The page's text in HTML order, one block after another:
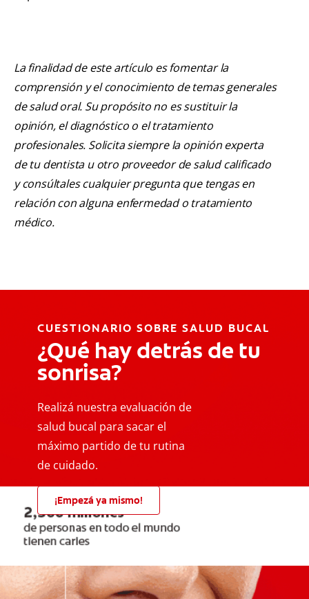
La finalidad de este artículo es fomentar la
comprensión y el conocimiento de temas generales
de salud oral. Su propósito no es sustituir la
opinión, el diagnóstico o el tratamiento
profesionales. Solicita siempre la opinión experta
de tu dentista u otro proveedor de salud calificado
y consúltales cualquier pregunta que tengas en
relación con alguna enfermedad o tratamiento
médico.
CUESTIONARIO SOBRE SALUD BUCAL
¿Qué hay detrás de tu
sonrisa?
Realizá nuestra evaluación de
salud bucal para sacar el
máximo partido de tu rutina
de cuidado.
¡Empezá ya mismo!